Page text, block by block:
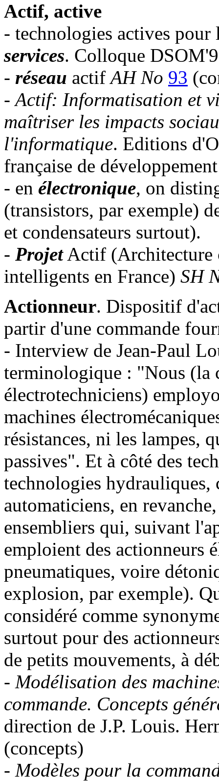
Actif, active
- technologies actives
services. Colloque
- réseau actifAH No 93
-Actif: Informatisation et
maîtriser les impacts
l'informatique. Editions
française de
- en électronique, on
(transistors, par exemple)
et condensateurs surtout).
- ProjetActif (Architecture
intelligents en France) SH
Actionneur. Dispositif
partir d'une commande
- Interview de Jean-Paul
terminologique : "Nous (la
électrotechniciens)
machines
résistances, ni les lampes,
passives". Et à côté des
technologies hydrauliques,
automaticiens, en
ensembliers qui, suivant
emploient des actionneurs
pneumatiques, voire
explosion, par exemple).
considéré comme
surtout pour des
de petits mouvements, à
- Modélisation des
commande. Concepts
direction de J.P. Louis.
(concepts)
- Modèles pour la